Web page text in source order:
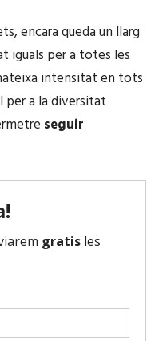
encara queda un llarg
iguals per a totes les
intensitat en tots
per a la diversitat
seguir